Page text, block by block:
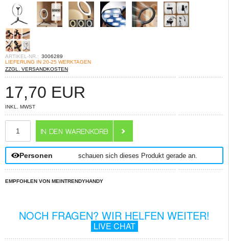
ARTIKEL-NR.: 3006289
LIEFERUNG IN 20-25 WERKTAGEN
ZZGL. VERSANDKOSTEN
17,70 EUR
INKL. MWST
Personen schauen sich dieses Produkt gerade an.
EMPFOHLEN VON MEINTRENDYHANDY
NOCH FRAGEN? WIR HELFEN WEITER!
LIVE CHAT